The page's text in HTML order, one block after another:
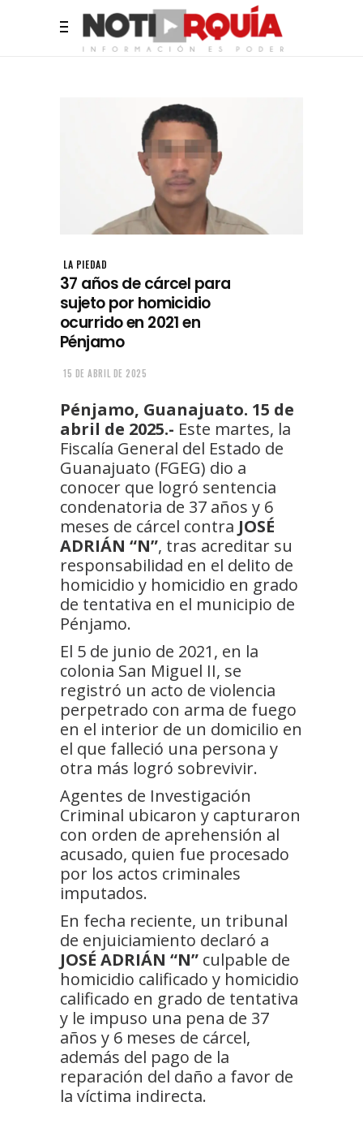
LA PIEDAD
37 años de cárcel para
sujeto por homicidio
ocurrido en 2021 en
Pénjamo
15 DE ABRIL DE 2025
Pénjamo, Guanajuato. 15 de
abril de 2025.- Este martes, la
Fiscalía General del Estado de
Guanajuato (FGEG) dio a
conocer que logró sentencia
condenatoria de 37 años y 6
meses de cárcel contra JOSÉ
ADRIÁN “N”, tras acreditar su
responsabilidad en el delito de
homicidio y homicidio en grado
de tentativa en el municipio de
Pénjamo.
El 5 de junio de 2021, en la
colonia San Miguel II, se
registró un acto de violencia
perpetrado con arma de fuego
en el interior de un domicilio en
el que falleció una persona y
otra más logró sobrevivir.
Agentes de Investigación
Criminal ubicaron y capturaron
con orden de aprehensión al
acusado, quien fue procesado
por los actos criminales
imputados.
En fecha reciente, un tribunal
de enjuiciamiento declaró a
JOSÉ ADRIÁN “N” culpable de
homicidio calificado y homicidio
calificado en grado de tentativa
y le impuso una pena de 37
años y 6 meses de cárcel,
además del pago de la
reparación del daño a favor de
la víctima indirecta.